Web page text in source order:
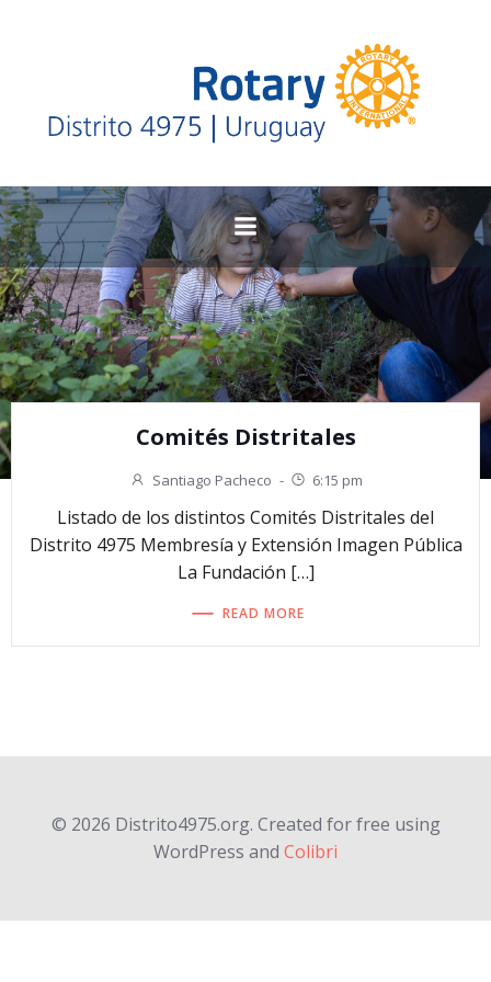
contenido
Comités Distritales
Santiago Pacheco - 6:15 pm
Listado de los distintos Comités Distritales del
Distrito 4975 Membresía y Extensión Imagen Pública
La Fundación […]
READ MORE
© 2026 Distrito4975.org. Created for free using
WordPress and Colibri